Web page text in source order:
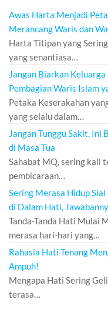
Awas Harta Menjadi
Merancang Waris dan
Harta Titipan yang
yang senantiasa…
Jangan Biarkan
Pembagian Waris Islam
Petaka Keserakahan
yang selalu dalam…
Jangan Tunggu Sakit, Ini
di Masa Tua
Sahabat MQ, sering kali
pembicaraan…
Sering Merasa Hidup
di Dalam Hati,
Tanda-Tanda Hati Mulai
merasa hari-hari yang…
Rahasia Hati Tenang
Ampuh!
Mengapa Hati Sering
terasa…